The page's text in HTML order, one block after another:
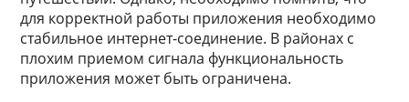
для корректной работы приложения необходимо
стабильное интернет-соединение. В районах с
плохим приемом сигнала функциональность
приложения может быть ограничена.